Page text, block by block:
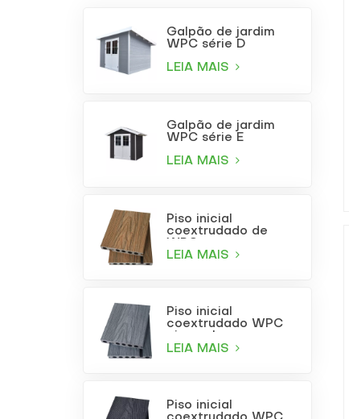
Galpão de jardim
WPC série D
LEIA MAIS
Galpão de jardim
WPC série E
LEIA MAIS
Piso inicial
coextrudado de
acabamento em
LEIA MAIS
Piso inicial
coextrudado WPC
LEIA MAIS
Piso inicial